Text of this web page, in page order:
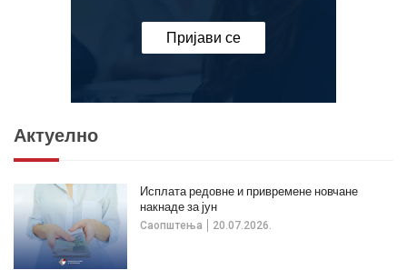
Пријави се
Актуелно
Саопштења 20.07.2026.
Исплата редовне и привремене новчане
накнаде за јун